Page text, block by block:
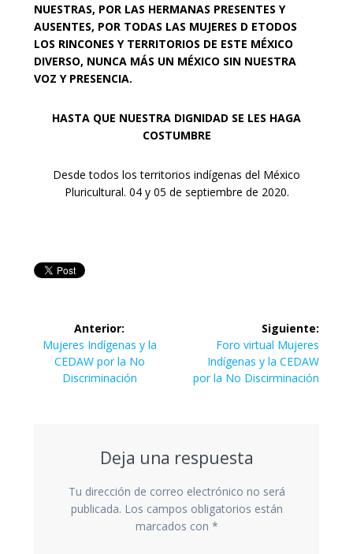
NUESTRAS, POR LAS HERMANAS PRESENTES Y
AUSENTES, POR TODAS LAS MUJERES D ETODOS
LOS RINCONES Y TERRITORIOS DE ESTE MÉXICO
DIVERSO, NUNCA MÁS UN MÉXICO SIN NUESTRA
VOZ Y PRESENCIA.
HASTA QUE NUESTRA DIGNIDAD SE LES HAGA
COSTUMBRE
Desde todos los territorios indígenas del México
Pluricultural. 04 y 05 de septiembre de 2020.
Navegación
de
entradas
Anterior:
Entrada
anterior:
Mujeres Indígenas y la
CEDAW por la No
Discriminación
Siguiente:
Siguiente
entrada:
Foro virtual Mujeres
Indígenas y la CEDAW
por la No Discirminación
Deja una respuesta
Tu dirección de correo electrónico no será
publicada. Los campos obligatorios están
marcados con *